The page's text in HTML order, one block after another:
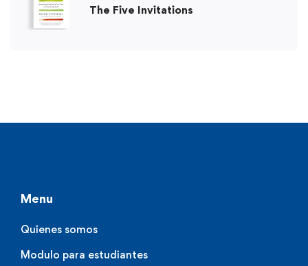
The Five Invitations
Menu
Quienes somos
Modulo para estudiantes